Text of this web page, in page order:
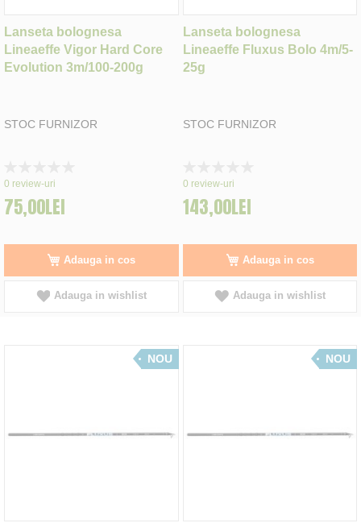
Lanseta bolognesa
Lineaeffe Vigor Hard Core
Evolution 3m/100-200g
STOC FURNIZOR
0%
0 review-uri
75,00LEI
Adauga in cos
Adauga in wishlist
Lanseta bolognesa
Lineaeffe Fluxus Bolo 4m/5-
25g
STOC FURNIZOR
0%
0 review-uri
143,00LEI
Adauga in cos
Adauga in wishlist
NOU NOU